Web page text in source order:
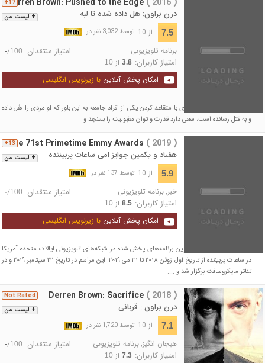
+ لیست من
17+
درن براون: هل داده شده تا لبه
7.5 از 10 توسط 3,032 نفر در
برنامه تلویزیونی امتیاز منتقدان: -/100
امتیاز کاربران: 3.8از 10
امکان پخش آنلاین با زیرنویس انگلیسی
فیلمی مستند درباره که مردی با متقاعد کردن یکی از افراد جامعه به این باور که او مردی را هُل داده
و به قتل رسانده است، سعی دارد قدرت و توان مقبولیت را بسنجد و ...
+ لیست من
13+
The 71st Primetime Emmy Awards ( 2019 )
هفتاد و یکمین جوایز امی ساعات پربیننده
5.9 از 10 توسط 137 نفر در
خبر,برنامه تلویزیونی امتیاز منتقدان: -/100
امتیاز کاربران: 8.5از 10
امکان پخش آنلاین با زیرنویس انگلیسی
مراسمی برای تقدیر از بهترین برنامه‌های پخش شده در شبکه‌های تلویزیونی ایالات متحده آمریکا
در ساعات پربیننده از تاریخ اول ژوئن ۲۰۱۸ تا ۳۱ می ۲۰۱۹. این مراسم در تاریخ ۲۲ سپتامبر ۲۰۱۹ و در
تئاتر مایکروسافت برگزار شد و ....
+ لیست من
Not Rated Derren Brown: Sacrifice ( 2018 )
درن براون : قربانی
7.1 از 10 توسط 1,720 نفر در
هیجان انگیز,برنامه تلویزیونی امتیاز منتقدان: -/100
امتیاز کاربران: 7.3از 10